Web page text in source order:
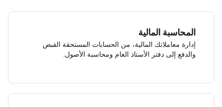
المحاسبة المالية
إدارة معاملاتك المالية، من الحسابات المستحقة القبض
والدفع إلى دفتر الأستاذ العام ومحاسبة الأصول.